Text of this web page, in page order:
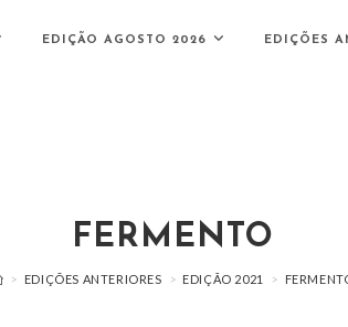
EDIÇÃO AGOSTO 2026 EDIÇÕES
FERMENTO
> EDIÇÕES ANTERIORES > EDIÇÃO 2021 >